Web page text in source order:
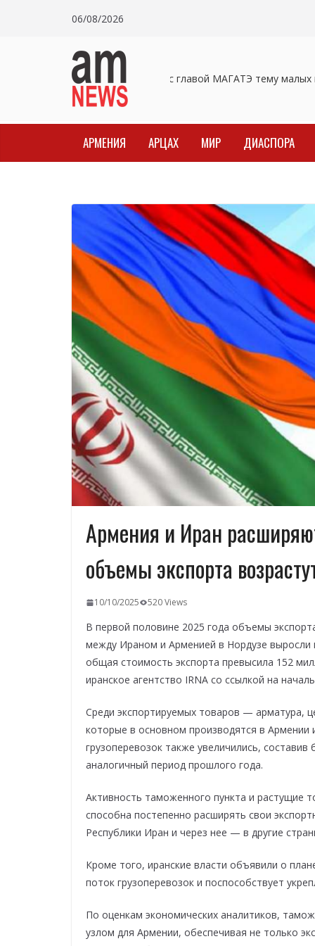
06/08/2026
Пашинян обсудил с главой МАГАТЭ тему малых
АРМЕНИЯ АРЦАХ МИР ДИАСПОРА
Армения и Иран
объемы экспорта
10/10/2025 520 Views
В первой половине 2025 года объемы
между Ираном и Арменией в Нордузе выросли
общая стоимость экспорта превысила 152
иранское агентство IRNA со ссылкой на
Среди экспортируемых товаров — арматура,
которые в основном производятся в Армении
грузоперевозок также увеличились,
аналогичный период прошлого года.
Активность таможенного пункта и растущие
способна постепенно расширять свои
Республики Иран и через нее — в другие
Кроме того, иранские власти объявили о
поток грузоперевозок и поспособствует
По оценкам экономических аналитиков,
узлом для Армении, обеспечивая не только